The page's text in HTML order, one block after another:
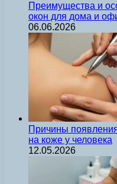
Преимущества и
окон для дома и
06.06.2026
Причины
на коже у человека
12.05.2026